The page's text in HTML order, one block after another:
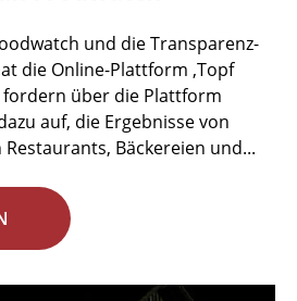
und die Transparenz-
die Online-Plattform ‚Topf
fordern über die Plattform
auf, die Ergebnisse von
Bäckereien und...